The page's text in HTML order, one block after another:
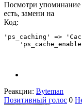
Посмотри упоминание
есть, замени на
Код:
'ps_caching' =>
Реакции: Byteman
Позитивный голос 0